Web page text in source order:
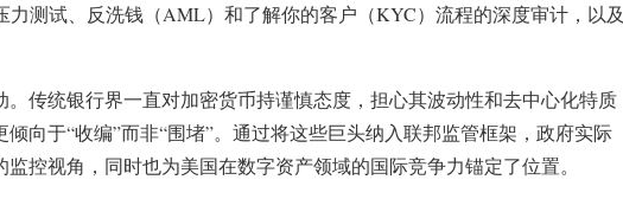
力测试、反洗钱（AML）和了解你的客户（KYC）流程的深度审计，以及
传统银行界一直对加密货币持谨慎态度，担心其波动性和去中心化特质
向于“收编”而非“围堵”。通过将这些巨头纳入联邦监管框架，政府实际
控视角，同时也为美国在数字资产领域的国际竞争力锚定了位置。